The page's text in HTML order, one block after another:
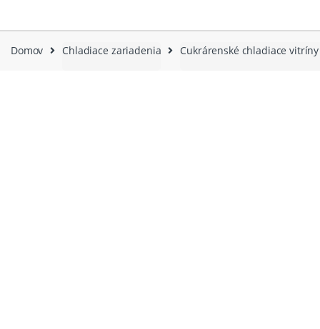
Domov Chladiace zariadenia Cukrárenské chladiace